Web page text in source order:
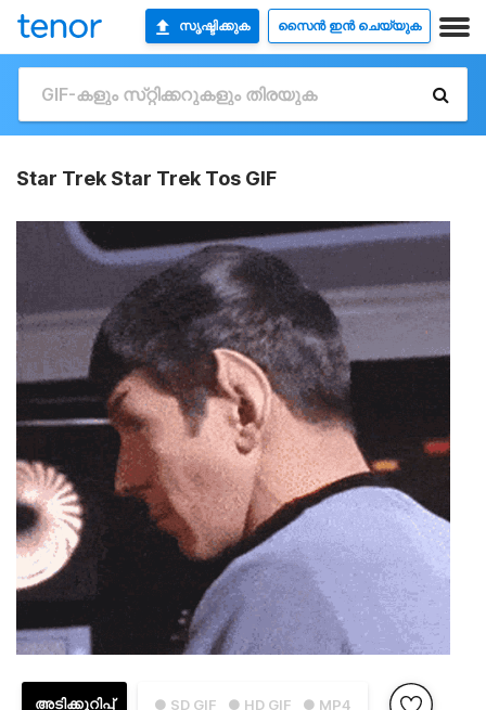
സൃഷ്ടിക്കുക സൈൻ ഇൻ ചെയ്യുക
Star Trek Star Trek Tos GIF
● SD GIF ● HD GIF ● MP4
അടിക്കുറിപ്പ്